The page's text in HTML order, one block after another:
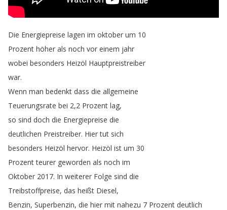
Die Energiepreise lagen im oktober um 10
Prozent höher als noch vor einem jahr
wobei besonders Heizöl Hauptpreistreiber
war.
Wenn man bedenkt dass die allgemeine
Teuerungsrate bei 2,2 Prozent lag,
so sind doch die Energiepreise die
deutlichen Preistreiber. Hier tut sich
besonders Heizöl hervor. Heizöl ist um 30
Prozent teurer geworden als noch im
Oktober 2017. In weiterer Folge sind die
Treibstoffpreise, das heißt Diesel,
Benzin, Superbenzin, die hier mit nahezu 7 Prozent deutlich